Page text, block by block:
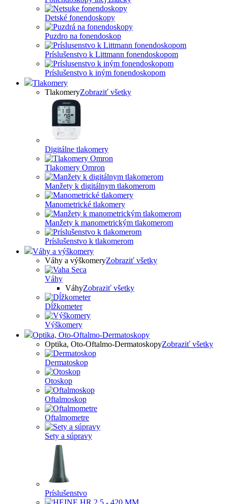
Detské fonendoskopy
Puzdro na fonendoskop
Príslušenstvo k Littmann fonendoskopom
Príslušenstvo k iným fonendoskopom
Tlakomery
TlakomeryZobraziť všetky
Digitálne tlakomery
Tlakomery Omron
Manžety k digitálnym tlakomerom
Manometrické tlakomery
Manžety k manometrickým tlakomerom
Príslušenstvo k tlakomerom
Váhy a výškomery
Váhy a výškomeryZobraziť všetky
Váhy
VáhyZobraziť všetky
Dĺžkometer
Výškomery
Optika, Oto-Oftalmo-Dermatoskopy
Optika, Oto-Oftalmo-DermatoskopyZobraziť všetky
Dermatoskop
Otoskop
Oftalmoskop
Oftalmometre
Sety a súpravy
Príslušenstvo